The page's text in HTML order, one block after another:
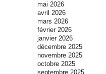
mai 2026
avril 2026
mars 2026
février 2026
janvier 2026
décembre 2025
novembre 2025
octobre 2025
septembre 2025